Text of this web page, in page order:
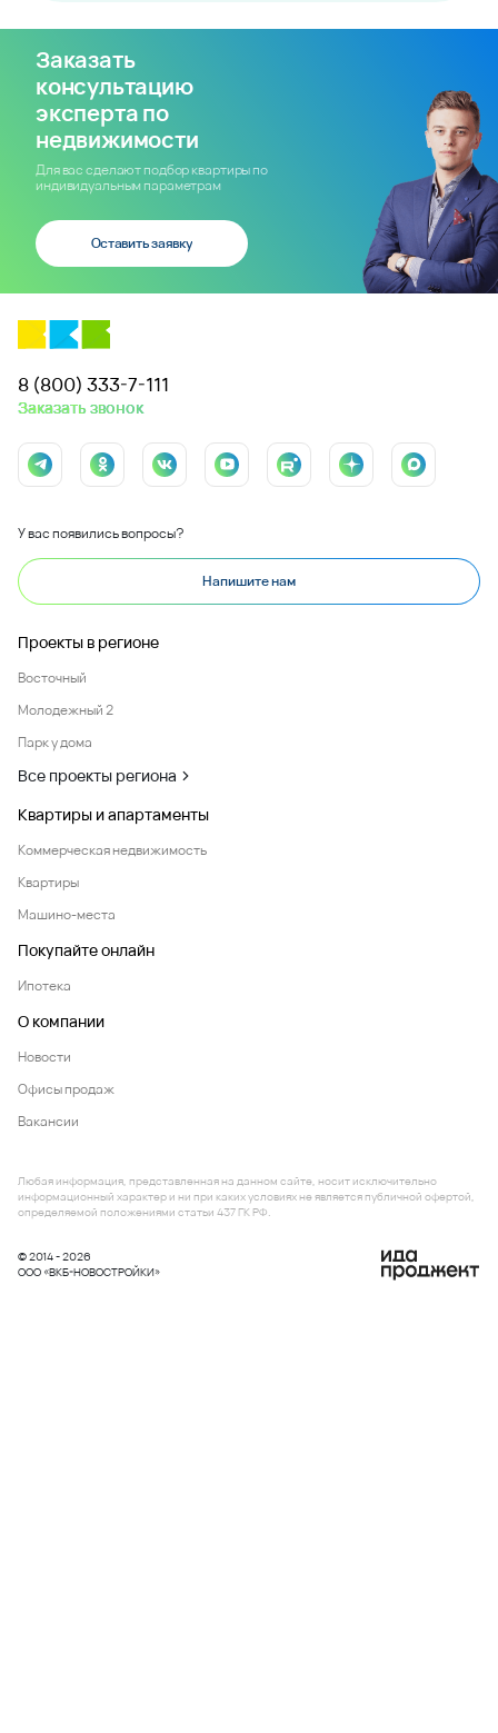
Заказать
консультацию
эксперта по
недвижимости
Для вас сделают подбор квартиры по
индивидуальным параметрам
Оставить заявку
8 (800) 333-7-111
Заказать звонок
У вас появились вопросы?
Напишите нам
Проекты в регионе
Восточный
Молодежный 2
Парк у дома
Все проекты региона
Квартиры и апартаменты
Коммерческая недвижимость
Квартиры
Машино-места
Покупайте онлайн
Ипотека
О компании
Новости
Офисы продаж
Вакансии
© 2014 - 2026
ООО «ВКБ-НОВОСТРОЙКИ»
Любая информация, представленная на данном сайте, носит исключительно
информационный характер и ни при каких условиях не является публичной офертой,
определяемой положениями статьи 437 ГК РФ.